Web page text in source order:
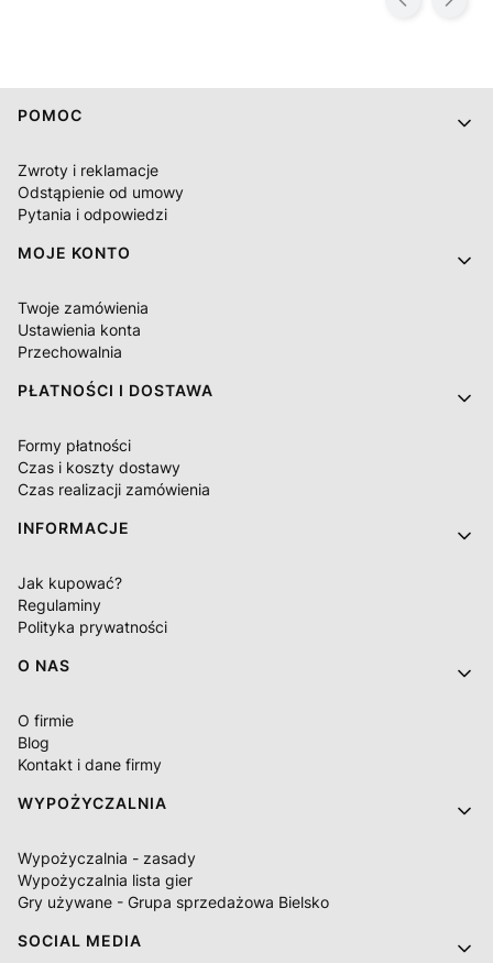
Linki w stopce
POMOC
Zwroty i reklamacje
Odstąpienie od umowy
Pytania i odpowiedzi
MOJE KONTO
Twoje zamówienia
Ustawienia konta
Przechowalnia
PŁATNOŚCI I DOSTAWA
Formy płatności
Czas i koszty dostawy
Czas realizacji zamówienia
INFORMACJE
Jak kupować?
Regulaminy
Polityka prywatności
O NAS
O firmie
Blog
Kontakt i dane firmy
WYPOŻYCZALNIA
Wypożyczalnia - zasady
Wypożyczalnia lista gier
Gry używane - Grupa sprzedażowa Bielsko
SOCIAL MEDIA